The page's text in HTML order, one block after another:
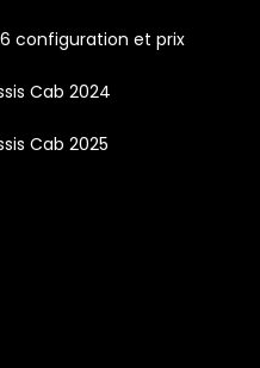
configuration et prix
Cab 2024
Cab 2025